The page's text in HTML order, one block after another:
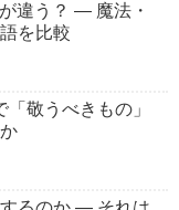
違う？ ― 魔法・
を比較
敬うべきもの」